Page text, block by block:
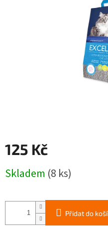
125 Kč
cena:
Skladem (8 ks)
Přidat do